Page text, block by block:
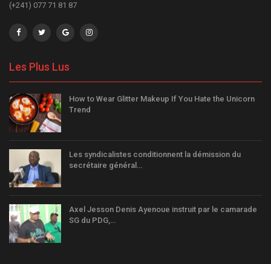
(+241) 077 71 81 87
Les Plus Lus
How to Wear Glitter Makeup If You Hate the Unicorn
Trend
Les syndicalistes conditionnent la démission du
secrétaire général…
Axel Jesson Denis Ayenoue instruit par le camarade
SG du PDG,…